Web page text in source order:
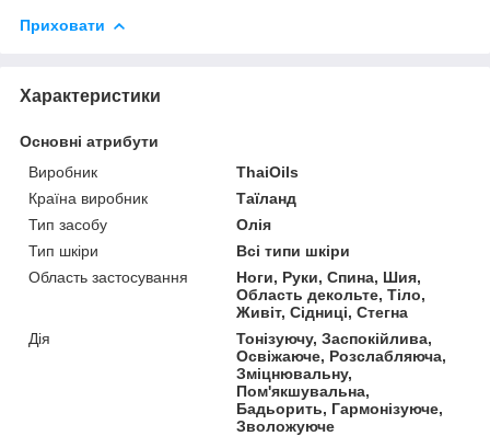
Приховати
Характеристики
Основні атрибути
Виробник
ThaiOils
Країна виробник
Таїланд
Тип засобу
Олія
Тип шкіри
Всі типи шкіри
Область застосування
Ноги, Руки, Спина, Шия,
Область декольте, Тіло,
Живіт, Сідниці, Стегна
Дія
Тонізуючу, Заспокійлива,
Освіжаюче, Розслабляюча,
Зміцнювальну,
Пом'якшувальна,
Бадьорить, Гармонізуюче,
Зволожуюче